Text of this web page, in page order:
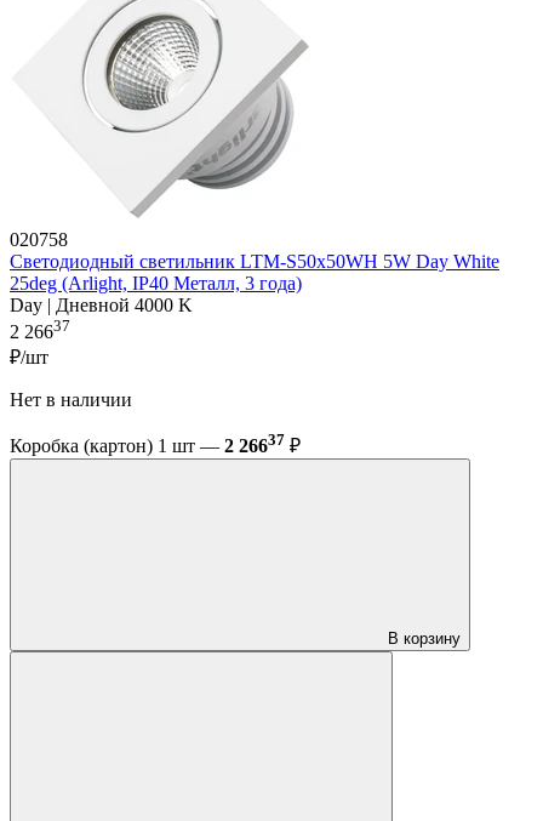
020758
Светодиодный светильник LTM-S50x50WH 5W Day White
25deg (Arlight, IP40 Металл, 3 года)
Day | Дневной 4000 K
2 26637
₽/шт
Нет в наличии
Коробка (картон) 1 шт — 2 26637 ₽
В корзину